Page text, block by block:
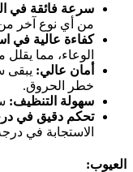
سرعة فائقة في
من أي نوع آخر من
كفاءة عالية في
الوعاء، مما
أمان عالي: يبقى
خطر الحروق.
سهولة التنظيف:
تحكم دقيق في
الاستجابة في
العيوب: